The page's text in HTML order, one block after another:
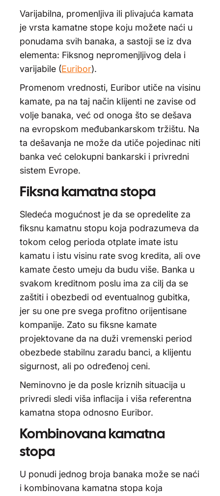
Varijabilna, promenljiva ili plivajuća kamata
je vrsta kamatne stope koju možete naći u
ponudama svih banaka, a sastoji se iz dva
elementa: Fiksnog nepromenjljivog dela i
varijabile (Euribor).
Promenom vrednosti, Euribor utiče na visinu
kamate, pa na taj način klijenti ne zavise od
volje banaka, već od onoga što se dešava
na evropskom međubankarskom tržištu. Na
ta dešavanja ne može da utiče pojedinac niti
banka već celokupni bankarski i privredni
sistem Evrope.
Fiksna kamatna stopa
Sledeća mogućnost je da se opredelite za
fiksnu kamatnu stopu koja podrazumeva da
tokom celog perioda otplate imate istu
kamatu i istu visinu rate svog kredita, ali ove
kamate često umeju da budu više. Banka u
svakom kreditnom poslu ima za cilj da se
zaštiti i obezbedi od eventualnog gubitka,
jer su one pre svega profitno orijentisane
kompanije. Zato su fiksne kamate
projektovane da na duži vremenski period
obezbede stabilnu zaradu banci, a klijentu
sigurnost, ali po određenoj ceni.
Neminovno je da posle kriznih situacija u
privredi sledi viša inflacija i viša referentna
kamatna stopa odnosno Euribor.
Kombinovana kamatna
stopa
U ponudi jednog broja banaka može se naći
i kombinovana kamatna stopa koja